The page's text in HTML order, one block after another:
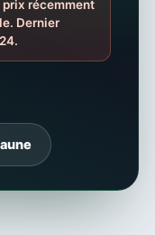
récemment
Dernier